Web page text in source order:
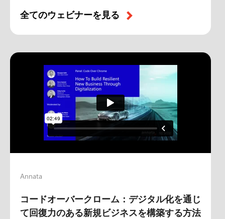
全てのウェビナーを見る
Annata
コードオーバークローム：デジタル化を通じ
て回復力のある新規ビジネスを構築する方法